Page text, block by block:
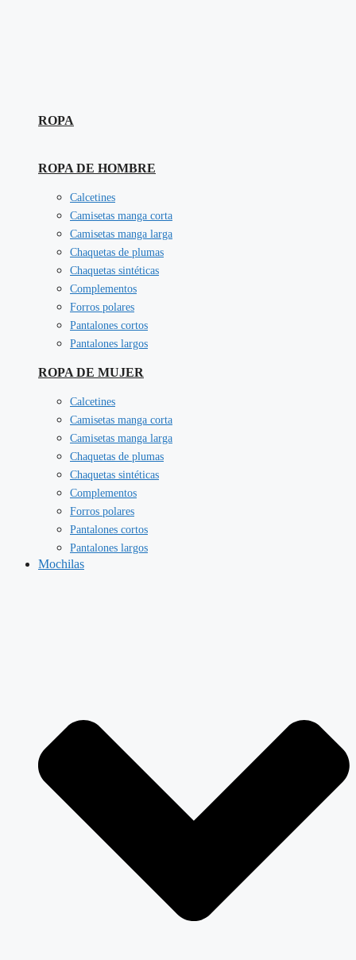
ROPA
ROPA DE HOMBRE
Calcetines
Camisetas manga corta
Camisetas manga larga
Chaquetas de plumas
Chaquetas sintéticas
Complementos
Forros polares
Pantalones cortos
Pantalones largos
ROPA DE MUJER
Calcetines
Camisetas manga corta
Camisetas manga larga
Chaquetas de plumas
Chaquetas sintéticas
Complementos
Forros polares
Pantalones cortos
Pantalones largos
Mochilas